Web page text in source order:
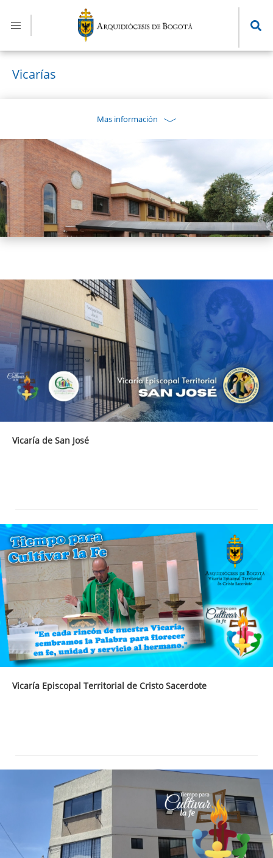
contenido
principal
Vicarías
Mas información
Vicaría de San José
Vicaría Episcopal Territorial de Cristo Sacerdote